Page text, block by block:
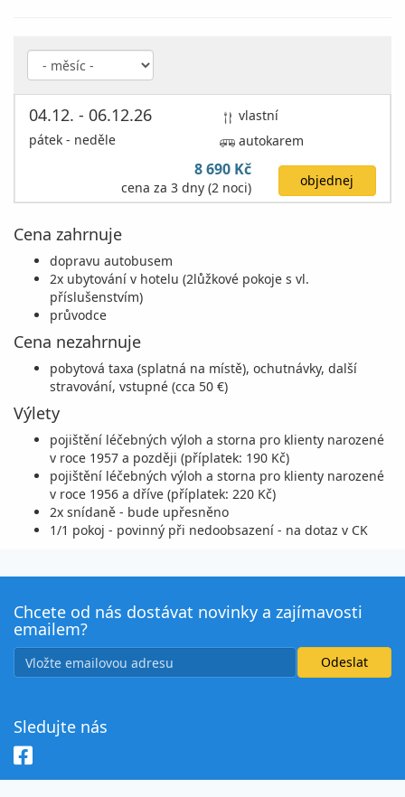
04.12. - 06.12.26
pátek - neděle
vlastní
autokarem
8 690 Kč
cena za 3 dny (2 noci) objednej
Cena zahrnuje
dopravu autobusem
2x ubytování v hotelu (2lůžkové pokoje s vl.
příslušenstvím)
průvodce
Cena nezahrnuje
pobytová taxa (splatná na místě), ochutnávky, další
stravování, vstupné (cca 50 €)
Výlety
pojištění léčebných výloh a storna pro klienty narozené
v roce 1957 a později (příplatek: 190 Kč)
pojištění léčebných výloh a storna pro klienty narozené
v roce 1956 a dříve (příplatek: 220 Kč)
2x snídaně - bude upřesněno
1/1 pokoj - povinný při nedoobsazení - na dotaz v CK
Chcete od nás dostávat novinky a zajímavosti
emailem?
Sledujte nás